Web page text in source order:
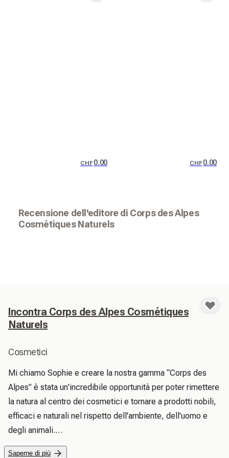
CHF0.00 CHF0.00
Recensione dell'editore di Corps des Alpes
Cosmétiques Naturels
Incontra Corps des Alpes Cosmétiques
Naturels
Cosmetici
Mi chiamo Sophie e creare la nostra gamma “Corps des
Alpes” è stata un'incredibile opportunità per poter rimettere
la natura al centro dei cosmetici e tornare a prodotti nobili,
efficaci e naturali nel rispetto dell'ambiente, dell'uomo e
degli animali.
Siamo vigili sulla qualità dei nostri ingredienti provenienti
Saperne di più